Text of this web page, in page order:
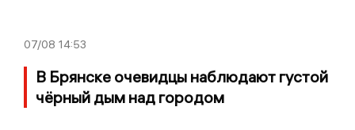
07/08 14:53
В Брянске очевидцы наблюдают густой
чёрный дым над городом